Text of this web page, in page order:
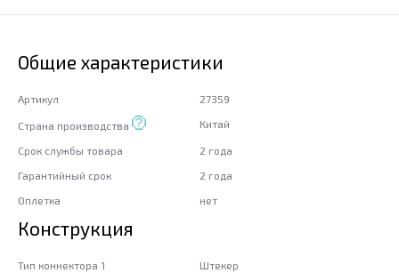
Общие характеристики
Артикул 27359
Страна производства Китай
Срок службы товара
2 года
Гарантийный срок
2 года
Оплетка
нет
Конструкция
Тип коннектора 1
Штекер